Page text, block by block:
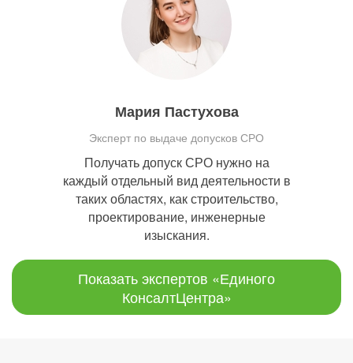
Мария Пастухова
Эксперт по выдаче допусков СРО
Получать допуск СРО нужно на
каждый отдельный вид деятельности в
таких областях, как строительство,
проектирование, инженерные
изыскания.
Показать экспертов «Единого
КонсалтЦентра»